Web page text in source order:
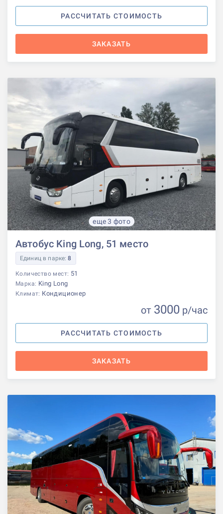
РАССЧИТАТЬ СТОИМОСТЬ
ЗАКАЗАТЬ
еще 3 фото
Автобус King Long, 51 место
Единиц в парке:8
Количество мест: 51
Марка: King Long
Климат: Кондиционер
от 3000 р/час
РАССЧИТАТЬ СТОИМОСТЬ
ЗАКАЗАТЬ